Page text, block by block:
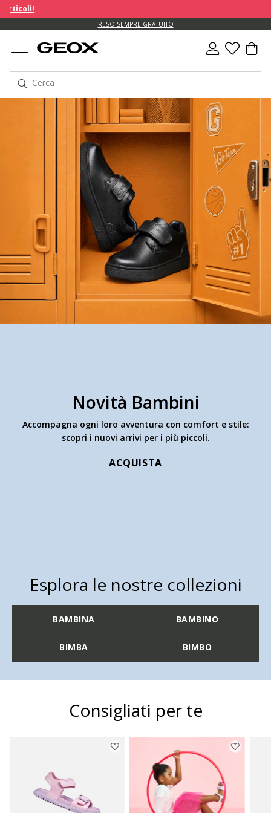
RESO SEMPRE GRATUITO
Novità Bambini
Accompagna ogni loro avventura con comfort e stile:
scopri i nuovi arrivi per i più piccoli.
ACQUISTA
Esplora le nostre collezioni
BAMBINA BAMBINO
BIMBA BIMBO
Consigliati per te